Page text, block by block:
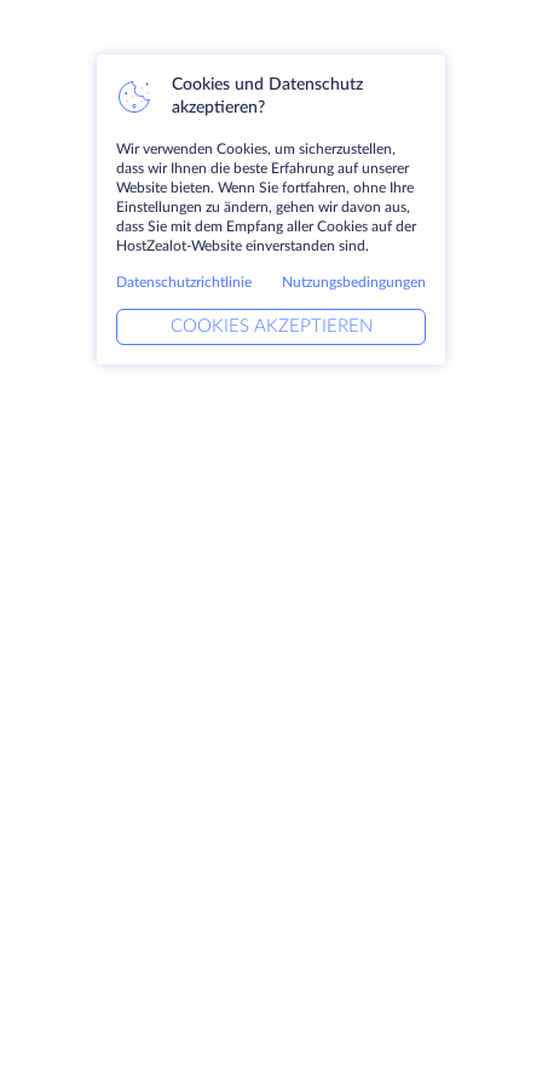
Cookies und Datenschutz
akzeptieren?
Wir verwenden Cookies, um sicherzustellen,
dass wir Ihnen die beste Erfahrung auf unserer
Website bieten. Wenn Sie fortfahren, ohne Ihre
Einstellungen zu ändern, gehen wir davon aus,
dass Sie mit dem Empfang aller Cookies auf der
HostZealot-Website einverstanden sind.
Datenschutzrichtlinie Nutzungsbedingungen
COOKIES AKZEPTIEREN